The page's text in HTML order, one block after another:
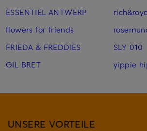
ESSENTIEL ANTWERP
flowers for friends
FRIEDA & FREDDIES
GIL BRET
SLY 010
yippie
UNSERE VORTEILE